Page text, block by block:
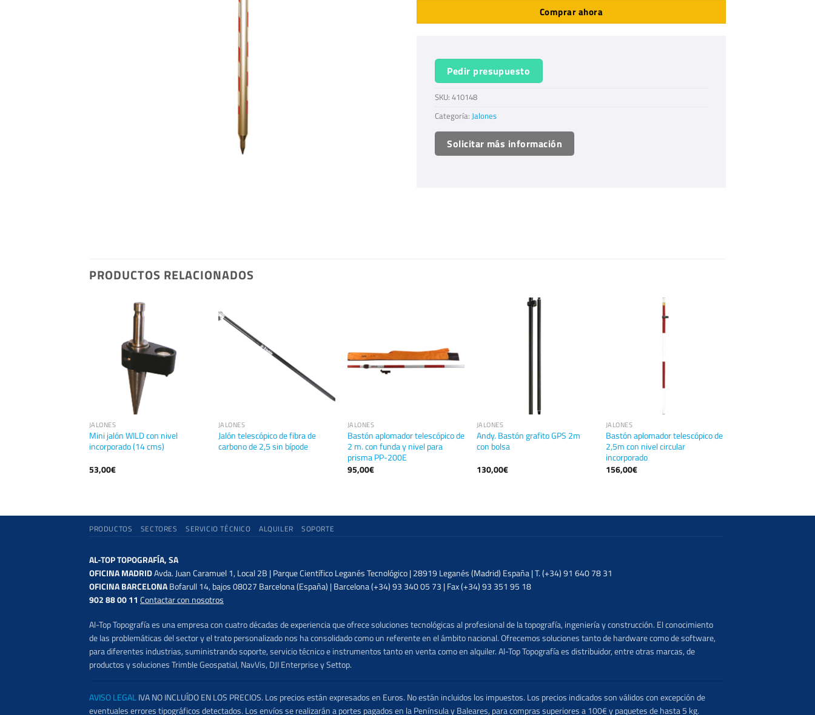
Comprar ahora
Pedir presupuesto
SKU: 410148
Categoría: Jalones
Solicitar más información
PRODUCTOS RELACIONADOS
JALONES
Mini jalón WILD con nivel
incorporado (14 cms)
53,00€
JALONES
Jalón telescópico de fibra de
carbono de 2,5 sin bípode
JALONES
Bastón aplomador telescópico de
2 m. con funda y nivel para
prisma PP-200E
95,00€
JALONES
Andy. Bastón grafito GPS 2m
con bolsa
130,00€
JALONES
Bastón aplomador telescópico de
2,5m con nivel circular
incorporado
156,00€
PRODUCTOS SECTORES SERVICIO TÉCNICO ALQUILER SOPORTE
AL-TOP TOPOGRAFÍA, SA
OFICINA MADRIDAvda. Juan Caramuel 1, Local 2B | Parque Científico Leganés Tecnológico | 28919 Leganés (Madrid) España | T. (+34) 91 640 78 31
OFICINA BARCELONABofarull 14, bajos 08027 Barcelona (España) | Barcelona (+34) 93 340 05 73 | Fax (+34) 93 351 95 18
902 88 00 11 Contactar con nosotros
Al-Top Topografía es una empresa con cuatro décadas de experiencia que ofrece soluciones tecnológicas al profesional de la topografía, ingeniería y construcción. El conocimiento
de las problemáticas del sector y el trato personalizado nos ha consolidado como un referente en el ámbito nacional. Ofrecemos soluciones tanto de hardware como de software,
para diferentes industrias, suministrando soporte, servicio técnico e instrumentos tanto en venta como en alquiler. Al-Top Topografía es distribuidor, entre otras marcas, de
productos y soluciones Trimble Geospatial, NavVis, DJI Enterprise y Settop.
AVISO LEGALIVA NO INCLUÍDO EN LOS PRECIOS. Los precios están expresados en Euros. No están incluidos los impuestos. Los precios indicados son válidos con excepción de
eventuales errores tipográficos detectados. Los envíos se realizarán a portes pagados en la Península y Baleares, para compras superiores a 100€ y paquetes de hasta 5 kg.